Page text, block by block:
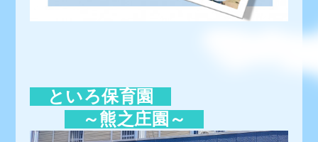
といろ保育園
～熊之庄園～